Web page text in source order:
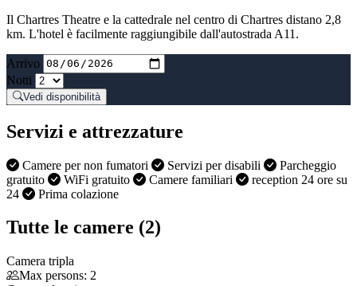
Il Chartres Theatre e la cattedrale nel centro di Chartres distano 2,8
km. L'hotel è facilmente raggiungibile dall'autostrada A11.
Arrivo
Notti
Vedi disponibilità
Servizi e attrezzature
Camere per non fumatori Servizi per disabili
Parcheggio
gratuito
WiFi gratuito Camere familiari
reception 24 ore su
24
Prima colazione
Tutte le camere (2)
Camera tripla
Max persons: 2